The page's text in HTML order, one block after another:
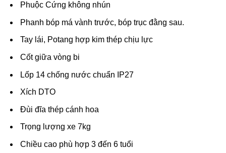
Phuộc Cứng không nhún
Phanh bóp má vành trước, bóp trục đằng sau.
Tay lái, Potang hợp kim thép chịu lực
Cốt giữa vòng bi
Lốp 14 chống nước chuẩn IP27
Xích DTO
Đùi đĩa thép cánh hoa
Trọng lượng xe 7kg
Chiều cao phù hợp 3 đến 6 tuổi